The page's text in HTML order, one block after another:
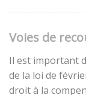
Voies de
Il est important
de la loi de
droit à la